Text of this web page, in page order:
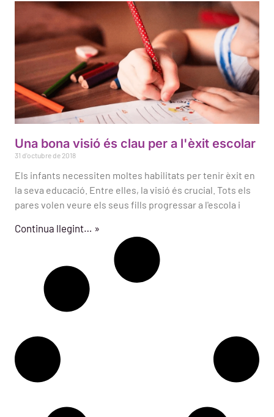
Una bona visió és clau per a l'èxit escolar
31 d'octubre de 2018
Els infants necessiten moltes habilitats per tenir èxit en
la seva educació. Entre elles, la visió és crucial. Tots els
pares volen veure els seus fills progressar a l'escola i
Continua llegint… »